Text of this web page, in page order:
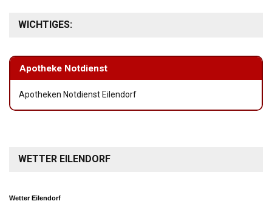
WICHTIGES:
Apotheke Notdienst
Apotheken Notdienst Eilendorf
WETTER EILENDORF
Wetter Eilendorf